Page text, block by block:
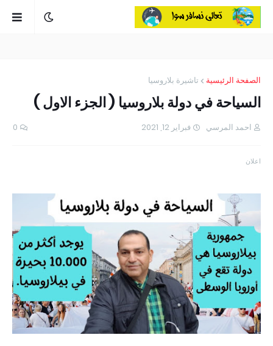
الصفحة الرئيسية تاشيرة بلاروسيا
السياحة في دولة بلاروسيا ( الجزء الاول )
احمد المرسي فبراير 12, 2021 0
اعلان